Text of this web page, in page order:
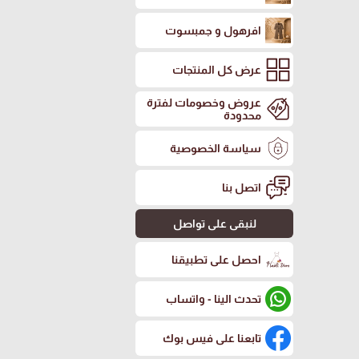
افرهول و جمبسوت
عرض كل المنتجات
عروض وخصومات لفترة
محدودة
سياسة الخصوصية
اتصل بنا
لنبقى على تواصل
احصل على تطبيقنا
تحدث الينا - واتساب
تابعنا على فيس بوك